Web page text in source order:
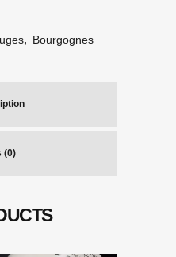
, Bourgognes
(0)